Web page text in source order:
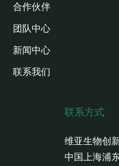
合作伙伴
团队中心
新闻中心
联系我们
联系方式
维亚生物创
中国上海浦